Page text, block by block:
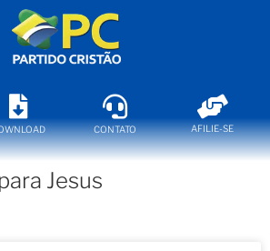
CONTATO AFILIE-SE
Jesus